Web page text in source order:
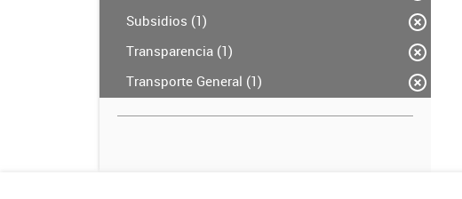
Subsidios (1)
Transparencia (1)
Transporte General (1)